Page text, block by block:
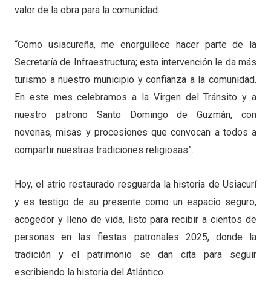
valor de la obra para la comunidad.
“Como usiacureña, me enorgullece hacer parte de la
Secretaría de Infraestructura; esta intervención le da más
turismo a nuestro municipio y confianza a la comunidad.
En este mes celebramos a la Virgen del Tránsito y a
nuestro patrono Santo Domingo de Guzmán, con
novenas, misas y procesiones que convocan a todos a
compartir nuestras tradiciones religiosas”.
Hoy, el atrio restaurado resguarda la historia de Usiacurí
y es testigo de su presente como un espacio seguro,
acogedor y lleno de vida, listo para recibir a cientos de
personas en las fiestas patronales 2025, donde la
tradición y el patrimonio se dan cita para seguir
escribiendo la historia del Atlántico.